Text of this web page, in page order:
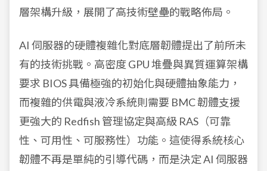
層架構升級，展開了高技術壁壘的戰略佈局。
AI 伺服器的硬體複雜化對底層韌體提出了前所未
有的技術挑戰。高密度 GPU 堆疊與異質運算架構
要求 BIOS 具備極強的初始化與硬體抽象能力，
而複雜的供電與液冷系統則需要 BMC 韌體支援
更強大的 Redfish 管理協定與高級 RAS（可靠
性、可用性、可服務性）功能。這使得系統核心
韌體不再是單純的引導代碼，而是決定 AI 伺服器